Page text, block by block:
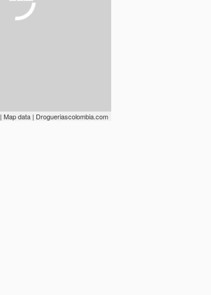
| Map data | Drogueriascolombia.com